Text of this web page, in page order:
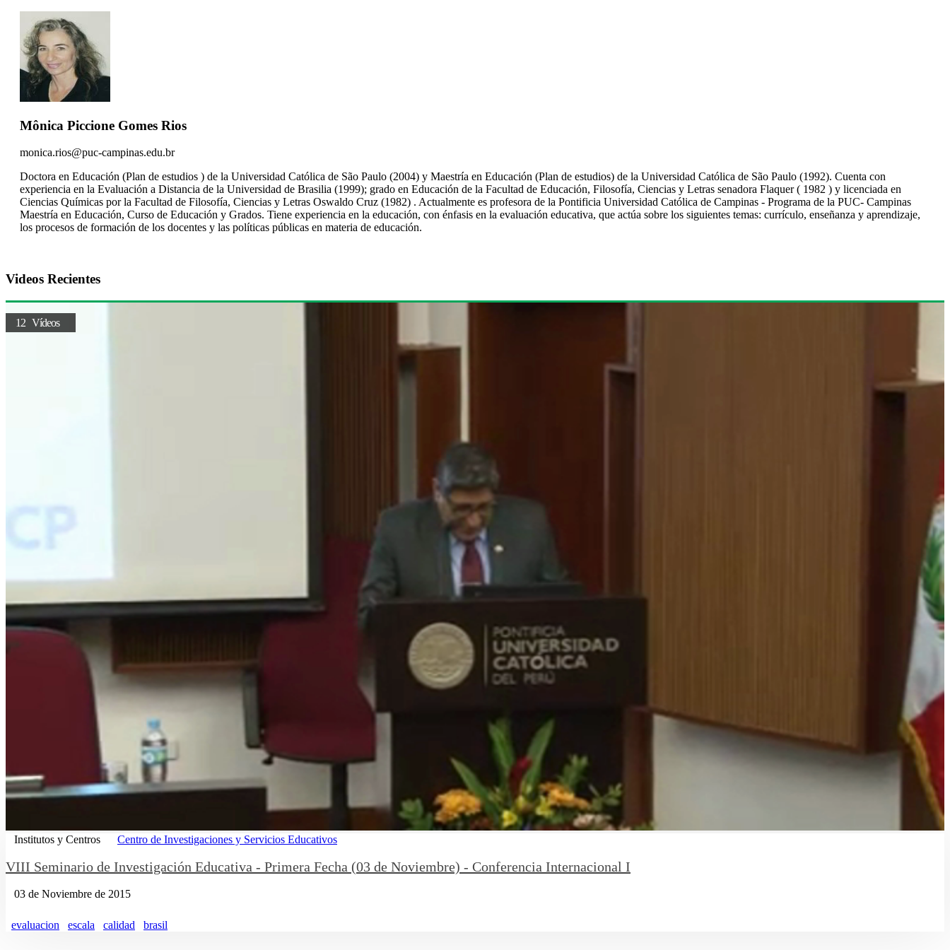
Mônica Piccione Gomes Rios
monica.rios@puc-campinas.edu.br
Doctora en Educación (Plan de estudios ) de la Universidad Católica de São Paulo (2004) y Maestría en Educación (Plan de estudios) de la Universidad Católica de São Paulo (1992). Cuenta con
experiencia en la Evaluación a Distancia de la Universidad de Brasilia (1999); grado en Educación de la Facultad de Educación, Filosofía, Ciencias y Letras senadora Flaquer ( 1982 ) y licenciada en
Ciencias Químicas por la Facultad de Filosofía, Ciencias y Letras Oswaldo Cruz (1982) . Actualmente es profesora de la Pontificia Universidad Católica de Campinas - Programa de la PUC- Campinas
Maestría en Educación, Curso de Educación y Grados. Tiene experiencia en la educación, con énfasis en la evaluación educativa, que actúa sobre los siguientes temas: currículo, enseñanza y aprendizaje,
los procesos de formación de los docentes y las políticas públicas en materia de educación.
Videos Recientes
12 Vídeos
Institutos y Centros Centro de Investigaciones y Servicios Educativos
VIII Seminario de Investigación Educativa - Primera Fecha (03 de Noviembre) - Conferencia Internacional I
03 de Noviembre de 2015
evaluacion escala calidad brasil